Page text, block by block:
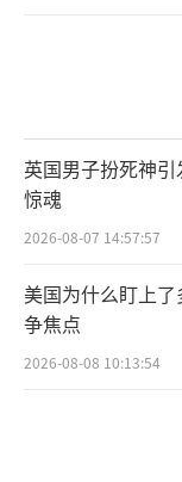
英国男子扮死神
惊魂
2026-08-07 14:57:57
美国为什么盯上
争焦点
2026-08-08 10:13:54